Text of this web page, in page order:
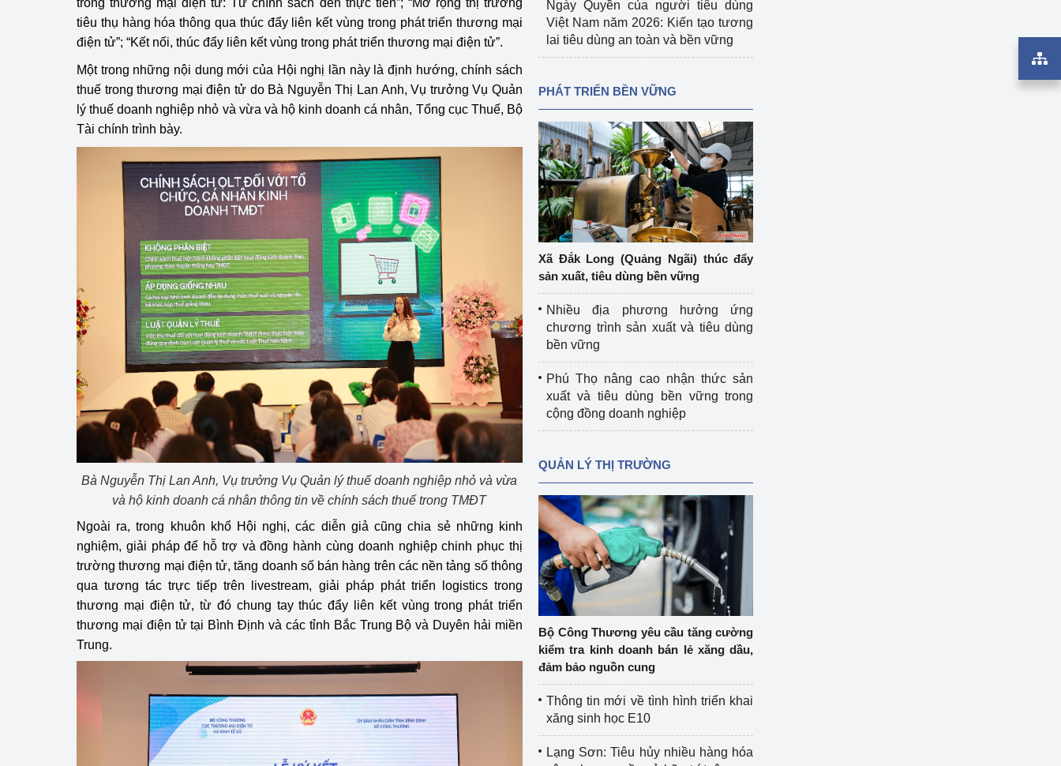
trong thương mại điện tử: Từ chính sách đến thực tiễn”; “Mở rộng thị trường
tiêu thụ hàng hóa thông qua thúc đẩy liên kết vùng trong phát triển thương mại
điện tử”; “Kết nối, thúc đẩy liên kết vùng trong phát triển thương mại điện tử”.
Một trong những nội dung mới của Hội nghị lần này là định hướng, chính sách
thuế trong thương mại điện tử do Bà Nguyễn Thị Lan Anh, Vụ trưởng Vụ Quản
lý thuế doanh nghiệp nhỏ và vừa và hộ kinh doanh cá nhân, Tổng cục Thuế, Bộ
Tài chính trình bày.
Bà Nguyễn Thị Lan Anh, Vụ trưởng Vụ Quản lý thuế doanh nghiệp nhỏ và vừa
và hộ kinh doanh cá nhân thông tin về chính sách thuế trong TMĐT
Ngoài ra, trong khuôn khổ Hội nghị, các diễn giả cũng chia sẻ những kinh
nghiệm, giải pháp để hỗ trợ và đồng hành cùng doanh nghiệp chinh phục thị
trường thương mại điện tử, tăng doanh số bán hàng trên các nền tảng số thông
qua tương tác trực tiếp trên livestream, giải pháp phát triển logistics trong
thương mại điện tử, từ đó chung tay thúc đẩy liên kết vùng trong phát triển
thương mại điện tử tại Bình Định và các tỉnh Bắc Trung Bộ và Duyên hải miền
Trung.
Ngày Quyền của người tiêu dùng
Việt Nam năm 2026: Kiến tạo tương
lai tiêu dùng an toàn và bền vững
PHÁT TRIỂN BỀN VỮNG
Xã Đắk Long (Quảng Ngãi) thúc đẩy
sản xuất, tiêu dùng bền vững
Nhiều địa phương hưởng ứng
chương trình sản xuất và tiêu dùng
bền vững
Phú Thọ nâng cao nhận thức sản
xuất và tiêu dùng bền vững trong
cộng đồng doanh nghiệp
QUẢN LÝ THỊ TRƯỜNG
Bộ Công Thương yêu cầu tăng cường
kiểm tra kinh doanh bán lẻ xăng dầu,
đảm bảo nguồn cung
Thông tin mới về tình hình triển khai
xăng sinh học E10
Lạng Sơn: Tiêu hủy nhiều hàng hóa